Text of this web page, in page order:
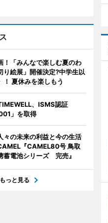
！「みんなで楽しむ夏のわ
り絵展」開催決定?中学生以
！ 夏休みを楽しもう
、ISMS認証
」を取得
々の未来の利益と今の生活
『CAMEL80号 鳥取
蓄電池シリーズ 完売』
もっと見る